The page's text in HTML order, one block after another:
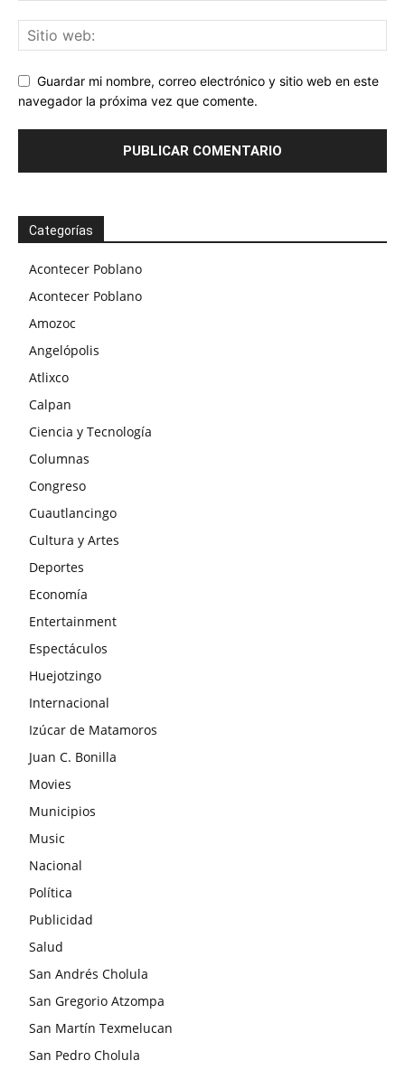
Guardar mi nombre, correo electrónico y sitio web en este
navegador la próxima vez que comente.
Categorías
Acontecer Poblano
Acontecer Poblano
Amozoc
Angelópolis
Atlixco
Calpan
Ciencia y Tecnología
Columnas
Congreso
Cuautlancingo
Cultura y Artes
Deportes
Economía
Entertainment
Espectáculos
Huejotzingo
Internacional
Izúcar de Matamoros
Juan C. Bonilla
Movies
Municipios
Music
Nacional
Política
Publicidad
Salud
San Andrés Cholula
San Gregorio Atzompa
San Martín Texmelucan
San Pedro Cholula